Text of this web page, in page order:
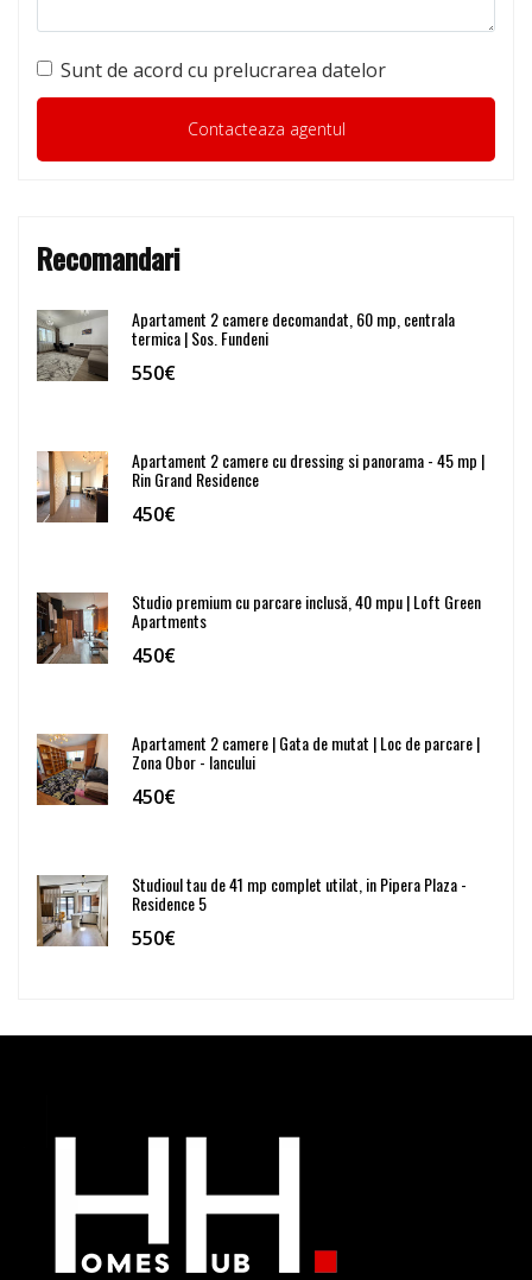
Sunt de acord cu prelucrarea datelor
Recomandari
Apartament 2 camere decomandat, 60 mp, centrala
termica | Sos. Fundeni
550€
Apartament 2 camere cu dressing si panorama - 45 mp |
Rin Grand Residence
450€
Studio premium cu parcare inclusă, 40 mpu | Loft Green
Apartments
450€
Apartament 2 camere | Gata de mutat | Loc de parcare |
Zona Obor - Iancului
450€
Studioul tau de 41 mp complet utilat, in Pipera Plaza -
Residence 5
550€